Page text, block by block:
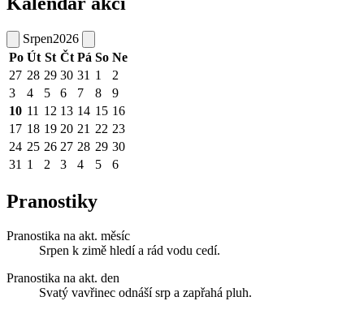
Srpen2026
Po Út St Čt Pá So Ne
27 28 29 30 31 1
2
3
4 5 6 7 8
9
10 11 12 13 14 15 16
17 18 19 20 21 22 23
24 25 26 27 28 29 30
31 1 2 3 4 5 6
Pranostiky
Pranostika na akt. měsíc
Srpen k zimě hledí a rád vodu cedí.
Pranostika na akt. den
Svatý vavřinec odnáší srp a zapřahá pluh.